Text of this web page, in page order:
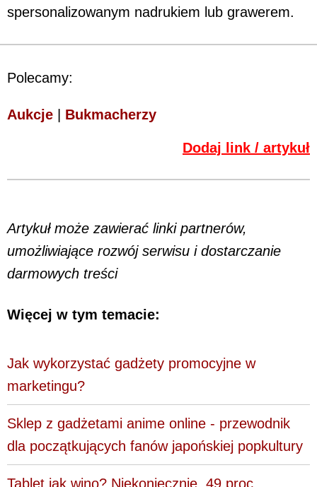
spersonalizowanym nadrukiem lub grawerem.
Polecamy:
Aukcje | Bukmacherzy
Dodaj link / artykuł
Artykuł może zawierać linki partnerów,
umożliwiające rozwój serwisu i dostarczanie
darmowych treści
Więcej w tym temacie:
Jak wykorzystać gadżety promocyjne w
marketingu?
Sklep z gadżetami anime online - przewodnik
dla początkujących fanów japońskiej popkultury
Tablet jak wino? Niekoniecznie. 49 proc.